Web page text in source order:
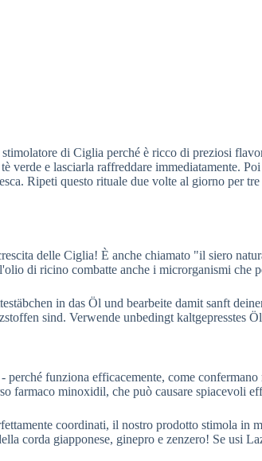
di Ciglia perché è ricco di preziosi
verde e lasciarla raffreddare immediatamente.
Ripeti questo rituale due volte al giorno per
delle Ciglia! È anche chiamato "il siero
di ricino combatte anche i microrganismi che
in das Öl und bearbeite damit sanft
sind. Verwende unbedingt kaltgepresstes
funziona efficacemente, come
farmaco minoxidil, che può causare spiacevoli
coordinati, il nostro prodotto stimola
corda giapponese, ginepro e zenzero! Se usi